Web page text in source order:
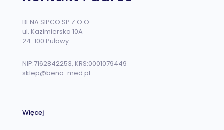
BENA SIPCO SP.Z.O.O.
ul. Kazimierska 10A
24-100 Puławy
NIP:7162842253, KRS:0001079449
sklep@bena-med.pl
Więcej